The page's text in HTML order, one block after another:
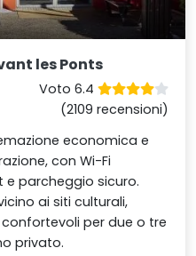
les Ponts
Voto 6.4
(2109 recensioni)
economica e
con Wi-Fi
parcheggio sicuro.
ai siti culturali,
per due o tre
privato.